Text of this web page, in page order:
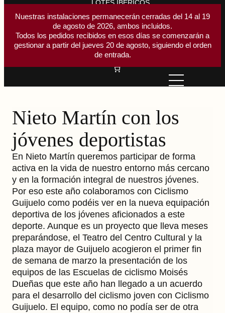
Nuestras instalaciones permanecerán cerradas del 14 al 19
de agosto de 2026, ambos incluidos.
Todos los pedidos recibidos en esos días se comenzarán a
gestionar a partir del jueves 20 de agosto, siguiendo el orden
de entrada.
LOTES IBÉRICOS
ACCESORIOS CORTE
Buscar
Buscar
Acceder
Nieto Martín con los
jóvenes deportistas
En Nieto Martín queremos participar de forma
activa en la vida de nuestro entorno más cercano
y en la formación integral de nuestros jóvenes.
Por eso este año colaboramos con Ciclismo
Guijuelo como podéis ver en la nueva equipación
deportiva de los jóvenes aficionados a este
deporte. Aunque es un proyecto que lleva meses
preparándose, el Teatro del Centro Cultural y la
plaza mayor de Guijuelo acogieron el primer fin
de semana de marzo la presentación de los
equipos de las Escuelas de ciclismo Moisés
Dueñas que este año han llegado a un acuerdo
para el desarrollo del ciclismo joven con Ciclismo
Guijuelo. El equipo, como no podía ser de otra